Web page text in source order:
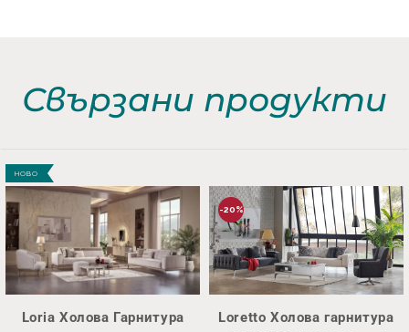
Свързани продукти
НОВО
Loria Холова Гарнитура
-20%
Loretto Холова гарнитура